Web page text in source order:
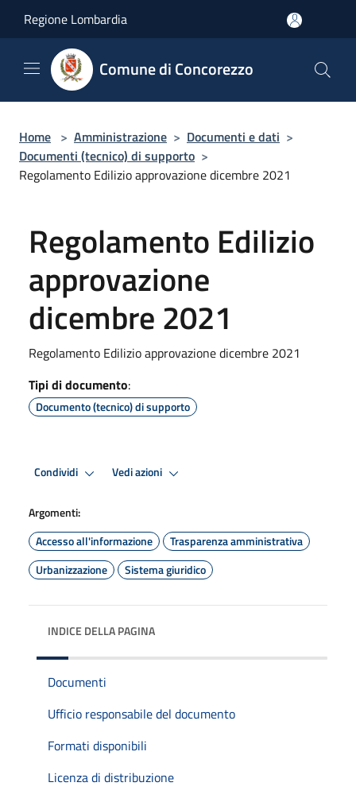
Regione Lombardia
Comune di Concorezzo
Home > Amministrazione > Documenti e dati >
Documenti (tecnico) di supporto >
Regolamento Edilizio approvazione dicembre 2021
Regolamento Edilizio
approvazione
dicembre 2021
Regolamento Edilizio approvazione dicembre 2021
Tipi di documento:
Documento (tecnico) di supporto
Condividi Vedi azioni
Argomenti:
Accesso all'informazione
Trasparenza amministrativa
Urbanizzazione
Sistema giuridico
INDICE DELLA PAGINA
Documenti
Ufficio responsabile del documento
Formati disponibili
Licenza di distribuzione